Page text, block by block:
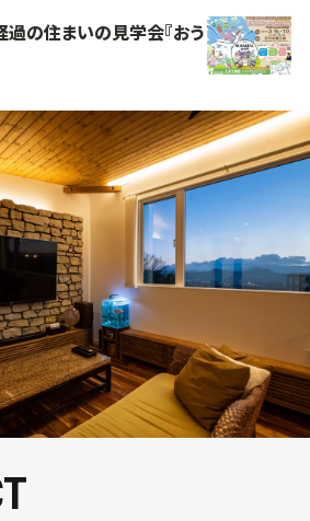
経過の住まいの見学会『おう